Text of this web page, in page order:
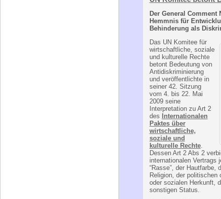
Der General
Hemmnis für
Behinderung als
Das UN Komitee für
wirtschaftliche, soziale
und kulturelle Rechte
betont Bedeutung von
Antidiskriminierung
und veröffentlichte in
seiner 42. Sitzung
vom 4. bis 22. Mai
2009 seine
Interpretation zu Art 2
des Internationalen
Paktes über
wirtschaftliche,
soziale und
kulturelle Rechte.
Dessen Art 2 Abs 2
internationalen Vertrags
“Rasse”, der
Religion, der politischen
oder sozialen Herkunft,
sonstigen Status.